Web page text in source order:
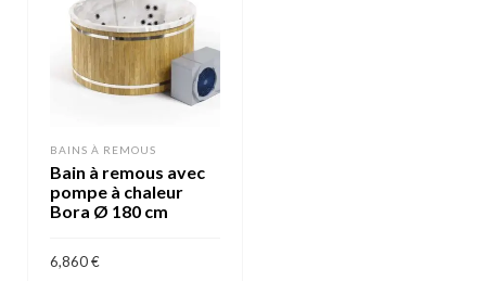
BAINS À REMOUS
Bain à remous avec
pompe à chaleur
Bora Ø 180 cm
6,860€